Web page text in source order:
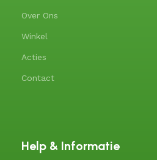
Over Ons
Winkel
Acties
Contact
Help & Informatie